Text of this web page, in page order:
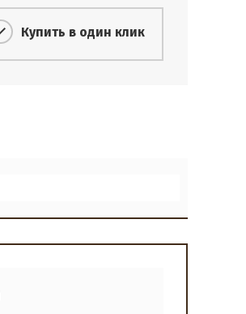
Купить в один клик